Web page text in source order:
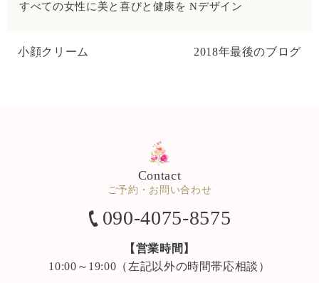
すべての女性に美と喜びと健康を Nデザイン
小顔クリーム 2018年最後のブログ
Contact
ご予約・お問い合わせ
090-4075-8575
【営業時間】
10:00～19:00（左記以外の時間帯応相談）